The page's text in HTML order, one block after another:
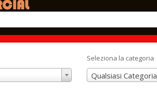
Seleziona la categoria
Qualsiasi Categoria